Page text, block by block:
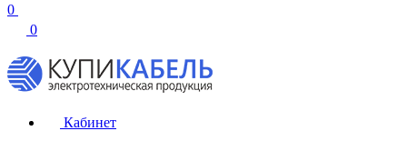
0
0
Кабинет